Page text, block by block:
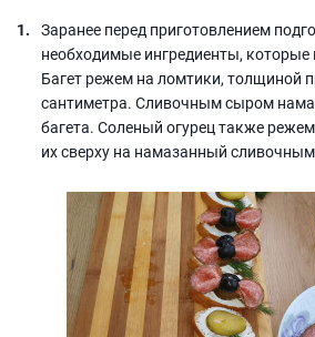
Заранее перед приготовлением
необходимые ингредиенты, которые
Багет режем на ломтики, толщиной
сантиметра. Сливочным сыром
багета. Соленый огурец также
их сверху на намазанный